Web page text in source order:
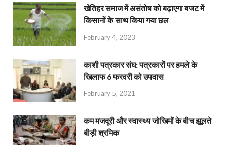
खेतिहर समाज में असंतोष को बढ़ाएगा बजट में
किसानों के साथ किया गया छल
February 4, 2023
काशी पत्रकार संघ: पत्रकारों पर हमले के
खिलाफ 6 फरवरी को उपवास
February 5, 2021
कम मजदूरी और स्वास्थ्य जोखिमों के बीच झूलते
बीड़ी श्रमिक